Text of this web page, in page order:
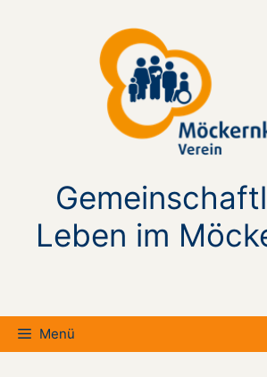
Leben im
Menü